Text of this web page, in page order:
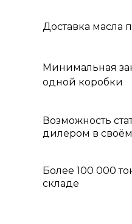
Доставка масла
Минимальная
одной коробки
Возможность
дилером в
Более 100 000
складе